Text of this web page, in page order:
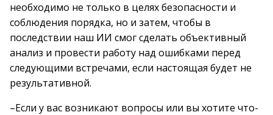
необходимо не только в целях безопасности и
соблюдения порядка, но и затем, чтобы в
последствии наш ИИ смог сделать объективный
анализ и провести работу над ошибками перед
следующими встречами, если настоящая будет не
результативной.
–Если у вас возникают вопросы или вы хотите что-